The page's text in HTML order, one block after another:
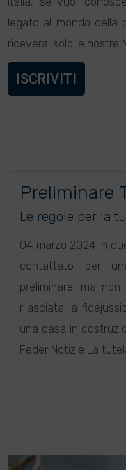
legato al mondo della
riceverai solo le nostre
ISCRIVITI
Preliminare
Le regole per la
04 marzo 2024 In
contattato per
preliminare, ma
rilasciata la
una casa in
Feder Notizie La